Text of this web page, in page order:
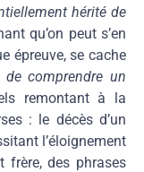
hérité de
qu’on peut s’en
épreuve, se cache
de comprendre un
remontant à la
: le décès d’un
l’éloignement
frère, des phrases